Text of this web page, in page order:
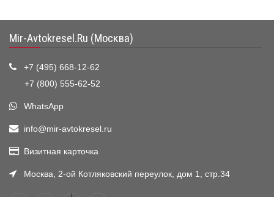
Mir-Avtokresel.Ru (Москва)
+7 (495) 668-12-62
+7 (800) 555-62-52
WhatsApp
info@mir-avtokresel.ru
Визитная карточка
Москва, 2-ой Котляковский переулок, дом 1, стр.34